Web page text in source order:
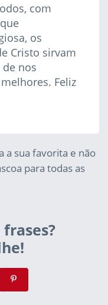
com
os
Cristo sirvam
nos
Feliz
a sua favorita e não
para todas as